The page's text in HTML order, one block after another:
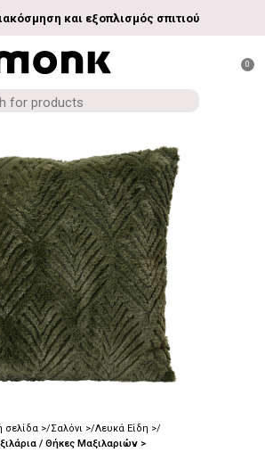
και εξοπλισμός σπιτιού
0
σελίδα Σαλόνι
Λευκά Είδη
/ Θήκες Μαξιλαριών